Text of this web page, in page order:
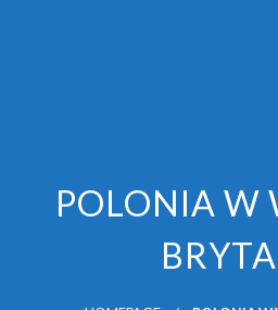
POLONIA W